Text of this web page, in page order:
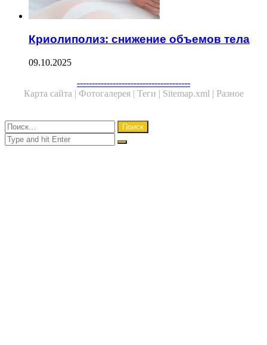
Криолиполиз: снижение объемов тела
09.10.2025
--------------------------------------
Карта сайта | Фотогалерея | Теги | Sitemap.xml | Разное
Close
Найти:
Close
Search